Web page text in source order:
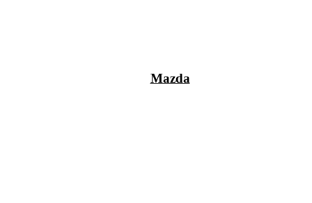
Mazda